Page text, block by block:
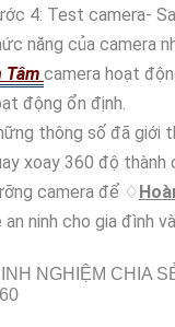
4: Test camera-
năng của camera
Tâm camera hoạt
động ổn định.
thông số đã giới
xoay 360 độ thành
camera để ♢
an ninh cho gia đình
NGHIỆM CHIA